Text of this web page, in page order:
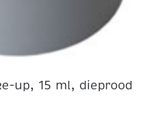
up, 15 ml, dieprood